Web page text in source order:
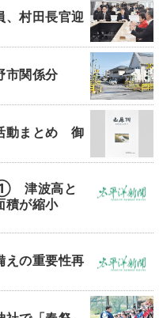
村田長官迎
市関係分
動まとめ 御
① 津波高と
積が縮小
の重要性再